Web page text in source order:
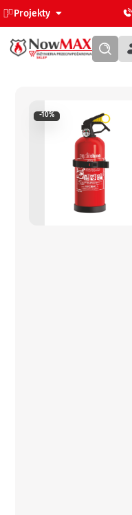
Projekty
-10%